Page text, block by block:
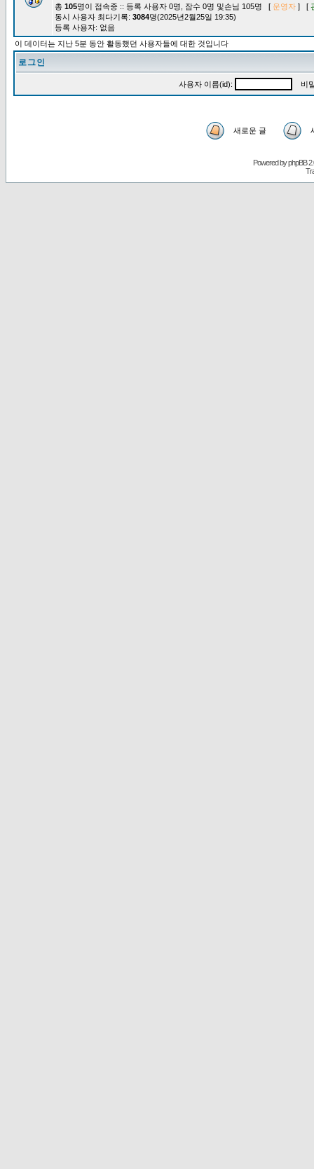
총 105명이 접속중 :: 등록 사용자 0명, 잠수 0명 및손님 105명 [ 운영자 ] [
동시 사용자 최다기록: 3084명(2025년2월25일 19:35)
등록 사용자: 없음
이 데이터는 지난 5분 동안 활동했던 사용자들에 대한 것입니다
로그인
사용자 이름(id): 비
새로운 글
Powered byphpBB